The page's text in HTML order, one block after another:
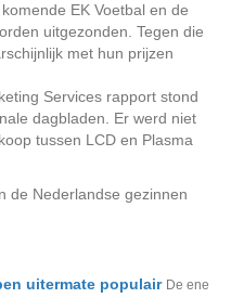
EK Voetbal en de
uitgezonden. Tegen die
met hun prijzen
Services rapport stond
dagbladen. Er werd niet
tussen LCD en Plasma
de Nederlandse gezinnen
uitermate populair De ene